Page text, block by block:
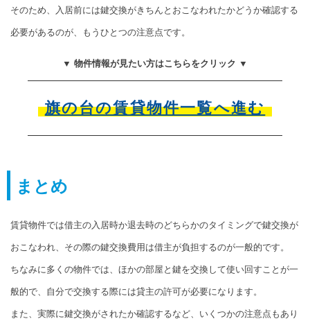
そのため、入居前には鍵交換がきちんとおこなわれたかどうか確認する
必要があるのが、もうひとつの注意点です。
▼ 物件情報が見たい方はこちらをクリック ▼
旗の台の賃貸物件一覧へ進む
まとめ
賃貸物件では借主の入居時か退去時のどちらかのタイミングで鍵交換が
おこなわれ、その際の鍵交換費用は借主が負担するのが一般的です。
ちなみに多くの物件では、ほかの部屋と鍵を交換して使い回すことが一
般的で、自分で交換する際には貸主の許可が必要になります。
また、実際に鍵交換がされたか確認するなど、いくつかの注意点もあり